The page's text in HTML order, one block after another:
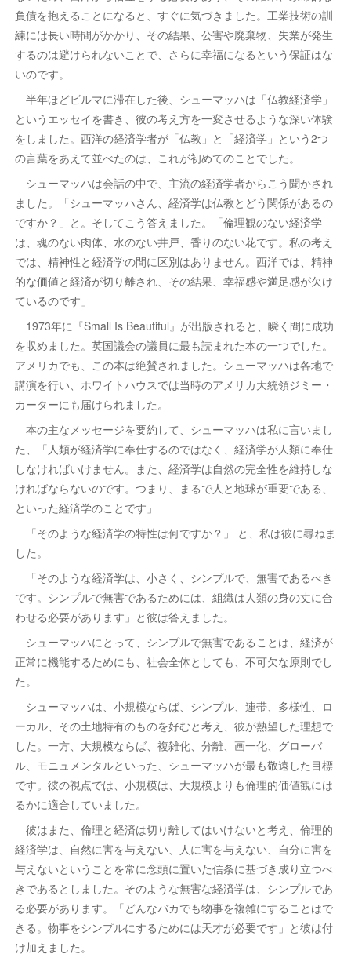
負債を抱えることになると、すぐに気づきました。工業技術の訓
練には長い時間がかかり、その結果、公害や廃棄物、失業が発生
するのは避けられないことで、さらに幸福になるという保証はな
いのです。
半年ほどビルマに滞在した後、シューマッハは「仏教経済学」
というエッセイを書き、彼の考え方を一変させるような深い体験
をしました。西洋の経済学者が「仏教」と「経済学」という2つ
の言葉をあえて並べたのは、これが初めてのことでした。
シューマッハは会話の中で、主流の経済学者からこう聞かされ
ました。「シューマッハさん、経済学は仏教とどう関係があるの
ですか？」と。そしてこう答えました。「倫理観のない経済学
は、魂のない肉体、水のない井戸、香りのない花です。私の考え
では、精神性と経済学の間に区別はありません。西洋では、精神
的な価値と経済が切り離され、その結果、幸福感や満足感が欠け
ているのです」
1973年に『Small Is Beautiful』が出版されると、瞬く間に成功
を収めました。英国議会の議員に最も読まれた本の一つでした。
アメリカでも、この本は絶賛されました。シューマッハは各地で
講演を行い、ホワイトハウスでは当時のアメリカ大統領ジミー・
カーターにも届けられました。
本の主なメッセージを要約して、シューマッハは私に言いまし
た、「人類が経済学に奉仕するのではなく、経済学が人類に奉仕
しなければいけません。また、経済学は自然の完全性を維持しな
ければならないのです。つまり、まるで人と地球が重要である、
といった経済学のことです」
「そのような経済学の特性は何ですか？」 と、私は彼に尋ねま
した。
「そのような経済学は、小さく、シンプルで、無害であるべき
です。シンプルで無害であるためには、組織は人類の身の丈に合
わせる必要があります」と彼は答えました。
シューマッハにとって、シンプルで無害であることは、経済が
正常に機能するためにも、社会全体としても、不可欠な原則でし
た。
シューマッハは、小規模ならば、シンプル、連帯、多様性、ロ
ーカル、その土地特有のものを好むと考え、彼が熱望した理想で
した。一方、大規模ならば、複雑化、分離、画一化、グローバ
ル、モニュメンタルといった、シューマッハが最も敬遠した目標
です。彼の視点では、小規模は、大規模よりも倫理的価値観には
るかに適合していました。
彼はまた、倫理と経済は切り離してはいけないと考え、倫理的
経済学は、自然に害を与えない、人に害を与えない、自分に害を
与えないということを常に念頭に置いた信条に基づき成り立つべ
きであるとしました。そのような無害な経済学は、シンプルであ
る必要があります。「どんなバカでも物事を複雑にすることはで
きる。物事をシンプルにするためには天才が必要です」と彼は付
け加えました。